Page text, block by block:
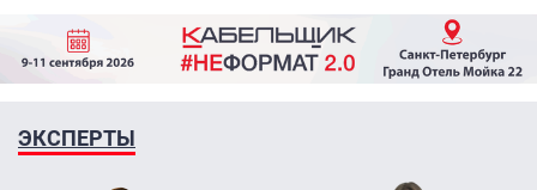
ЭКСПЕРТЫ